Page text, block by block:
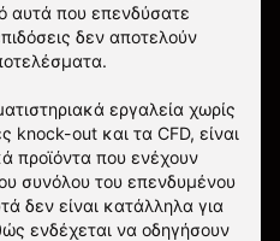
αυτά που επενδύσατε
δεν αποτελούν
εργαλεία χωρίς
knock-out και τα CFD, είναι
προϊόντα που ενέχουν
συνόλου του επενδυμένου
δεν είναι κατάλληλα για
ενδέχεται να οδηγήσουν